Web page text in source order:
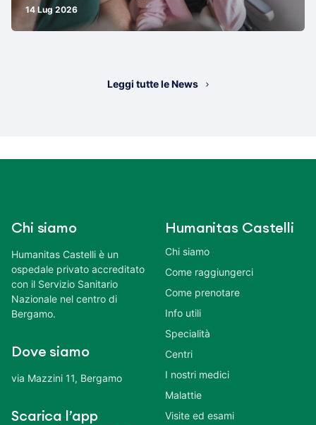
14 Lug 2026
Leggi tutte le News
Chi siamo
Humanitas Castelli è un
ospedale privato accreditato
con il Servizio Sanitario
Nazionale nel centro di
Bergamo.
Dove siamo
via Mazzini 11, Bergamo
Scarica l’app
Humanitas Castelli
Chi siamo
Come raggiungerci
Come prenotare
Info utili
Specialità
Centri
I nostri medici
Malattie
Visite ed esami